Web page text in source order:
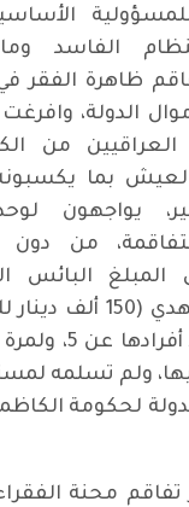
الفاسد
ظاهرة الفقر في
الدولة، وافرغت
من
بما
يواجهون
من دون
المبلغ البائس
حكومة عبد المهدي
التي لا يقل عدد
ولم تسلمه
لحكومة
تفاقم محنة